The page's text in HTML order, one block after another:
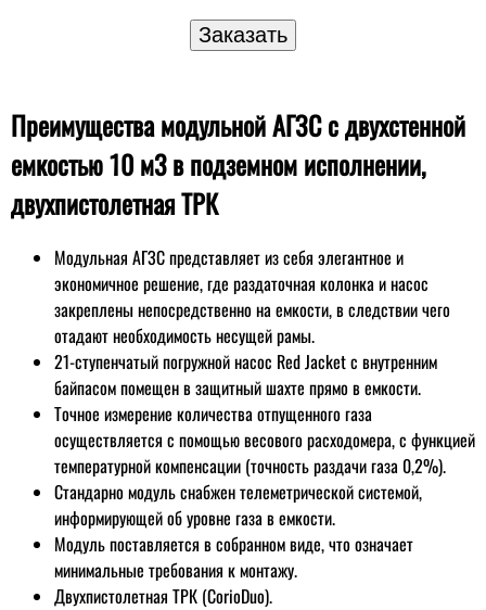
Преимущества модульной АГЗС с двухстенной
емкостью 10 м3 в подземном исполнении,
двухпистолетная ТРК
Модульная АГЗС представляет из себя элегантное и
экономичное решение, где раздаточная колонка и насос
закреплены непосредственно на емкости, в следствии чего
отадают необходимость несущей рамы.
21-ступенчатый погружной насос Red Jacket с внутренним
байпасом помещен в защитный шахте прямо в емкости.
Точное измерение количества отпущенного газа
осуществляется с помощью весового расходомера, с функцией
температурной компенсации (точность раздачи газа 0,2%).
Стандарно модуль снабжен телеметрической системой,
информирующей об уровне газа в емкости.
Модуль поставляется в собранном виде, что означает
минимальные требования к монтажу.
Двухпистолетная ТРК (CorioDuo).